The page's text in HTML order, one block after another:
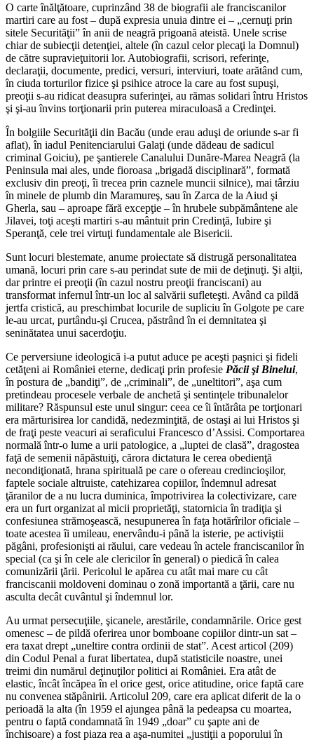
O carte înălţătoare, cuprinzând 38 de biografii ale franciscanilor
martiri care au fost – după expresia unuia dintre ei – „cernuţi prin
sitele Securităţii” în anii de neagră prigoană ateistă. Unele scrise
chiar de subiecţii detenţiei, altele (în cazul celor plecaţi la Domnul)
de către supravieţuitorii lor. Autobiografii, scrisori, referinţe,
declaraţii, documente, predici, versuri, interviuri, toate arătând cum,
în ciuda torturilor fizice şi psihice atroce la care au fost supuşi,
preoţii s-au ridicat deasupra suferinţei, au rămas solidari întru Hristos
şi şi-au învins torţionarii prin puterea miraculoasă a Credinţei.
În bolgiile Securităţii din Bacău (unde erau aduşi de oriunde s-ar fi
aflat), în iadul Penitenciarului Galaţi (unde dădeau de sadicul
criminal Goiciu), pe şantierele Canalului Dunăre-Marea Neagră (la
Peninsula mai ales, unde fioroasa „brigadă disciplinară”, formată
exclusiv din preoţi, îi trecea prin caznele muncii silnice), mai târziu
în minele de plumb din Maramureş, sau în Zarca de la Aiud şi
Gherla, sau – aproape fără excepţie – în hrubele subpământene ale
Jilavei, toţi aceşti martiri s-au mântuit prin Credinţă, Iubire şi
Speranţă, cele trei virtuţi fundamentale ale Bisericii.
Sunt locuri blestemate, anume proiectate să distrugă personalitatea
umană, locuri prin care s-au perindat sute de mii de deţinuţi. Şi alţii,
dar printre ei preoţii (în cazul nostru preoţii franciscani) au
transformat infernul într-un loc al salvării sufleteşti. Având ca pildă
jertfa cristică, au preschimbat locurile de supliciu în Golgote pe care
le-au urcat, purtându-şi Crucea, păstrând în ei demnitatea şi
seninătatea unui sacerdoţiu.
Ce perversiune ideologică i-a putut aduce pe aceşti paşnici şi fideli
cetăţeni ai României eterne, dedicaţi prin profesie Păcii şi Binelui,
în postura de „bandiţi”, de „criminali”, de „uneltitori”, aşa cum
pretindeau procesele verbale de anchetă şi sentinţele tribunalelor
militare? Răspunsul este unul singur: ceea ce îi întărâta pe torţionari
era mărturisirea lor candidă, nedezminţită, de ostaşi ai lui Hristos şi
de fraţi peste veacuri ai seraficului Francesco d’Assisi. Comportarea
normală într-o lume a urii patologice, a „luptei de clasă”, dragostea
faţă de semenii năpăstuiţi, cărora dictatura le cerea obedienţă
necondiţionată, hrana spirituală pe care o ofereau credincioşilor,
faptele sociale altruiste, catehizarea copiilor, îndemnul adresat
ţăranilor de a nu lucra duminica, împotrivirea la colectivizare, care
era un furt organizat al micii proprietăţi, statornicia în tradiţia şi
confesiunea strămoşească, nesupunerea în faţa hotărîrilor oficiale –
toate acestea îi umileau, enervându-i până la isterie, pe activiştii
păgâni, profesionişti ai răului, care vedeau în actele franciscanilor în
special (ca şi în cele ale clericilor în general) o piedică în calea
comunizării ţării. Pericolul le apărea cu atât mai mare cu cât
franciscanii moldoveni dominau o zonă importantă a ţării, care nu
asculta decât cuvântul şi îndemnul lor.
Au urmat persecuţiile, şicanele, arestările, condamnările. Orice gest
omenesc – de pildă oferirea unor bomboane copiilor dintr-un sat –
era taxat drept „uneltire contra ordinii de stat”. Acest articol (209)
din Codul Penal a furat libertatea, după statisticile noastre, unei
treimi din numărul deţinuţilor politici ai României. Era atât de
elastic, încât încăpea în el orice gest, orice atitudine, orice faptă care
nu convenea stăpânirii. Articolul 209, care era aplicat diferit de la o
perioadă la alta (în 1959 el ajungea până la pedeapsa cu moartea,
pentru o faptă condamnată în 1949 „doar” cu şapte ani de
închisoare) a fost piaza rea a aşa-numitei „justiţii a poporului în